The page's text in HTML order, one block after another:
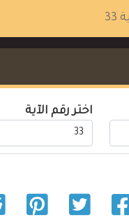
33
اختر رقم الآية